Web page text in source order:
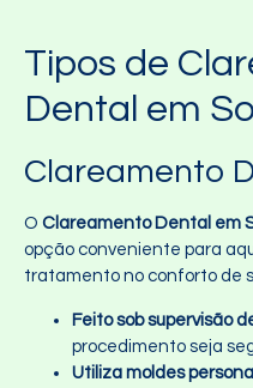
Tipos de
Dental em
Clareamento
O Clareamento Dental em
opção conveniente para
tratamento no conforto de
Feito sob supervisão
procedimento seja
Utiliza moldes